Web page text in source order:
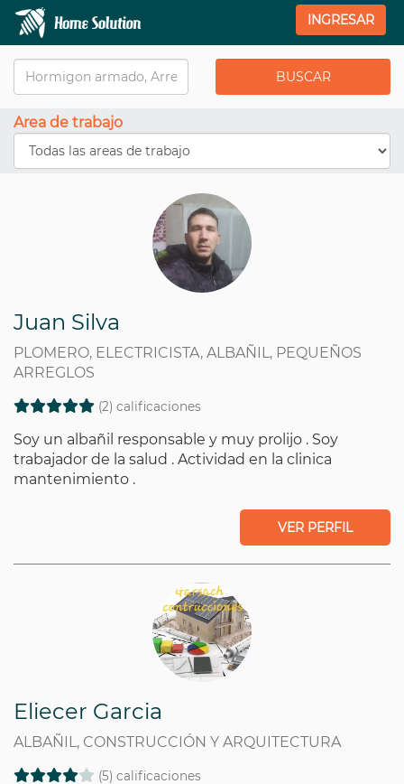
INGRESAR
Area de trabajo
Juan Silva
PLOMERO, ELECTRICISTA, ALBAÑIL, PEQUEÑOS
ARREGLOS
(2) calificaciones
Soy un albañil responsable y muy prolijo . Soy
trabajador de la salud . Actividad en la clinica
mantenimiento .
VER PERFIL
Eliecer Garcia
ALBAÑIL, CONSTRUCCIÓN Y ARQUITECTURA
(5) calificaciones